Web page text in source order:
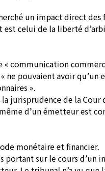
un impact direct des
celui de la liberté
communication
pouvaient avoir qu’un
».
jurisprudence de la Cour
d’un émetteur est
monétaire et financier.
sur le cours d’un